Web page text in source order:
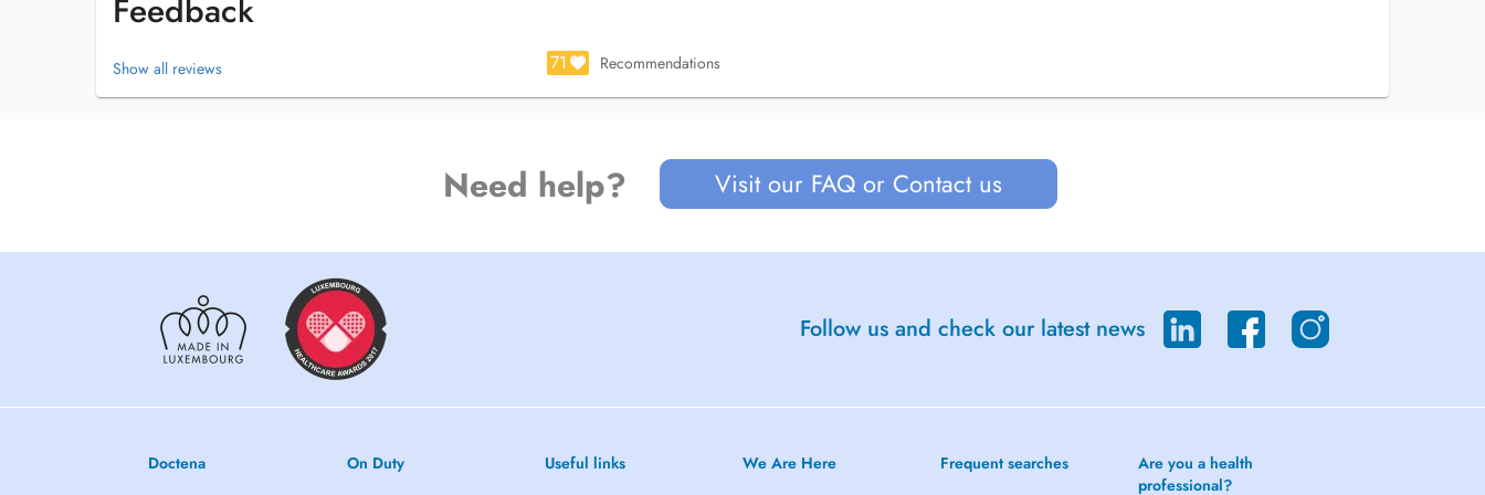
Je veille donc toujours à ce que mes accompagnements soient adaptés à vos besoins et à
Courant : Français, Anglais (OK pour les consultations)
Feedback
Show all reviews 71 Recommendations
Need help? Visit our FAQ or Contact us
Follow us and check our latest news
Doctena On Duty Useful links We Are Here Frequent searches
Are you a health
professional?